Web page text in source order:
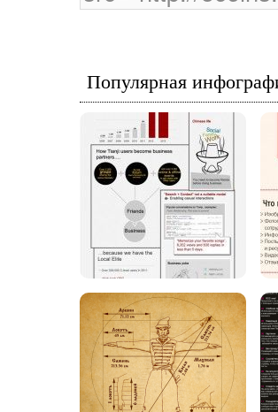
Популярная